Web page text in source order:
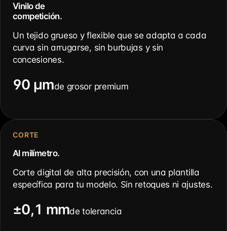
Vinilo de
competición.
Un tejido grueso y flexible que se adapta a cada
curva sin arrugarse, sin burbujas y sin
concesiones.
90 µmde grosor premium
CORTE
Al milímetro.
Corte digital de alta precisión, con una plantilla
específica para tu modelo. Sin retoques ni ajustes.
±0,1 mmde tolerancia